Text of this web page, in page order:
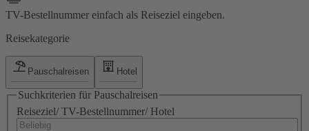
TV-Bestellnummer einfach als Reiseziel eingeben.
Reisekategorie
Pauschalreisen Hotel
Suchkriterien für Pauschalreisen
Reiseziel/ TV-Bestellnummer/ Hotel